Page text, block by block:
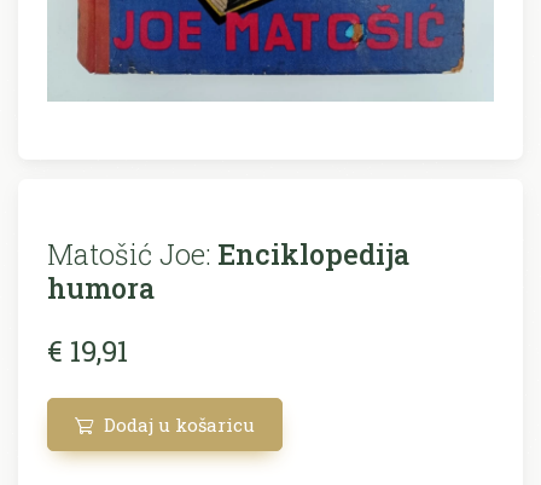
Matošić Joe: Enciklopedija
humora
€ 19,91
Dodaj u košaricu